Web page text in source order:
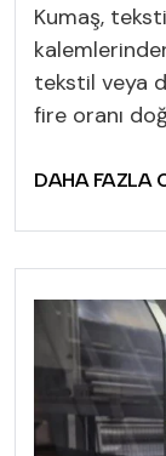
Kumaş,
tekstil veya
fire oranı
DAHA FAZLA